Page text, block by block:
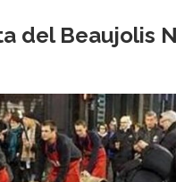
del Beaujolis